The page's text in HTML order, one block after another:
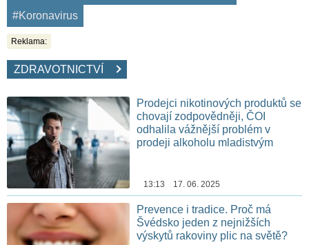
#Koronavirus
Reklama:
ZDRAVOTNICTVÍ
Prodejci nikotinových produktů se
chovají zodpovědněji, ČOI
odhalila vážnější problém v
prodeji alkoholu mladistvým
13:13 17. 06. 2025
Prevence i tradice. Proč má
Švédsko jeden z nejnižších
výskytů rakoviny plic na světě?